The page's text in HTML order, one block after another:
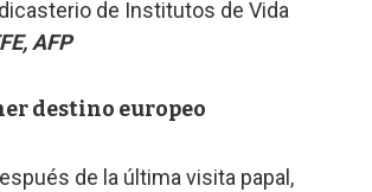
de Institutos de Vida
AFP
destino europeo
de la última visita papal,